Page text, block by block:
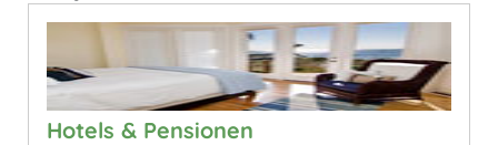
Hotels & Pensionen